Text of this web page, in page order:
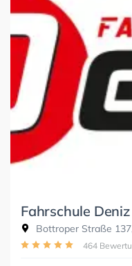
Fahrschule Deniz
Bottroper Straße
464